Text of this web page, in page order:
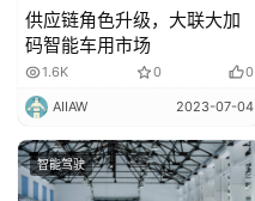
供应链角色升级，大联大加
码智能车用市场
1.6K 0 0
AIIAW 2023-07-04
智能驾驶